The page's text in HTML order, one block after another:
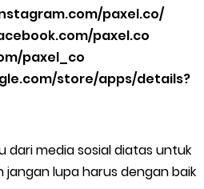
paxel.co/
paxel.co
paxel_co
store/apps/details?
dari media sosial diatas untuk
lupa harus dengan baik